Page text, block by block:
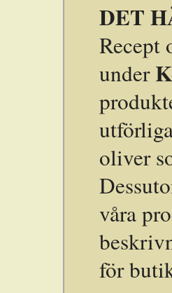
DET
Recept
under
oliver
våra
för